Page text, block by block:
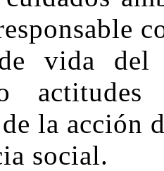
vida del
la acción
social.